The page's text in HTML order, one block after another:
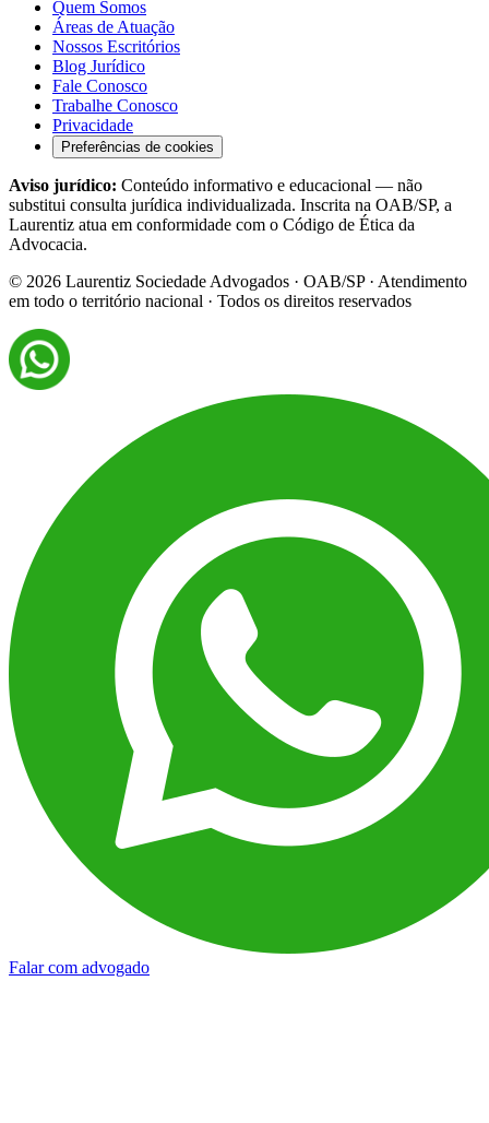
Quem Somos
Áreas de Atuação
Nossos Escritórios
Blog Jurídico
Fale Conosco
Trabalhe Conosco
Privacidade
Preferências de cookies
Aviso jurídico: Conteúdo informativo e educacional — não
substitui consulta jurídica individualizada. Inscrita na OAB/SP, a
Laurentiz atua em conformidade com o Código de Ética da
Advocacia.
© 2026 Laurentiz Sociedade Advogados · OAB/SP · Atendimento
em todo o território nacional · Todos os direitos reservados
Falar com advogado